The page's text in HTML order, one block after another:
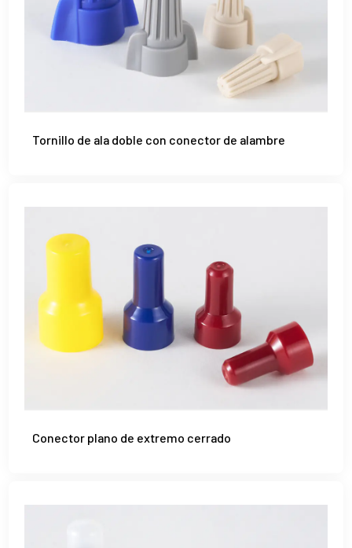
Tornillo de ala doble con conector de alambre
Conector plano de extremo cerrado